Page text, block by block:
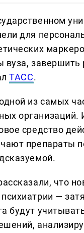
для
завершить
ТАСС.
из самых
организаций.
средство
препараты
что
—
будут